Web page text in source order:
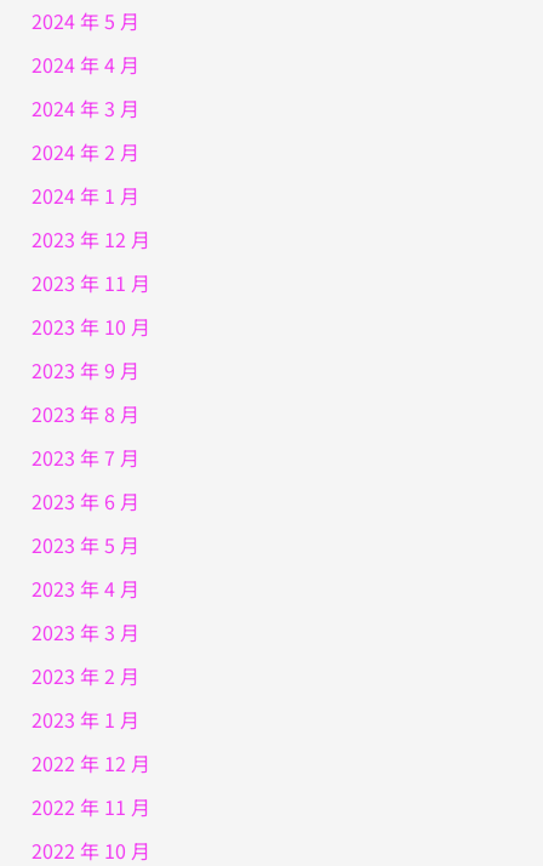
2024 年 5 月
2024 年 4 月
2024 年 3 月
2024 年 2 月
2024 年 1 月
2023 年 12 月
2023 年 11 月
2023 年 10 月
2023 年 9 月
2023 年 8 月
2023 年 7 月
2023 年 6 月
2023 年 5 月
2023 年 4 月
2023 年 3 月
2023 年 2 月
2023 年 1 月
2022 年 12 月
2022 年 11 月
2022 年 10 月